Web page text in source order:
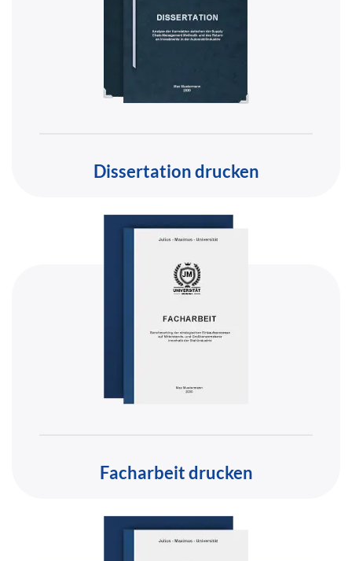
Dissertation drucken
Facharbeit drucken